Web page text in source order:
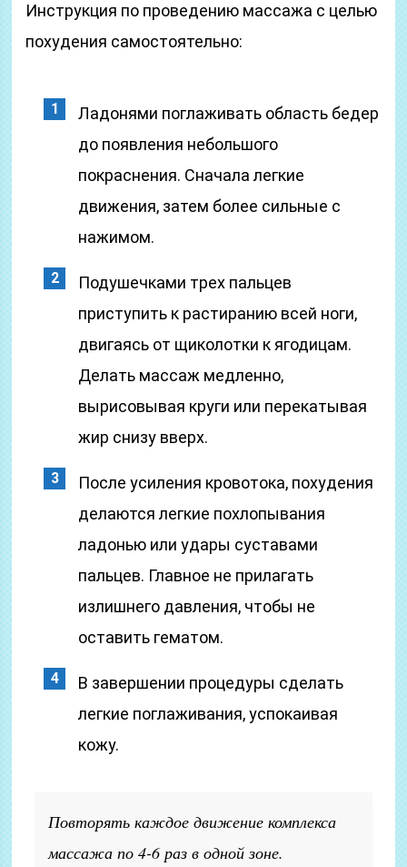
Инструкция по проведению массажа с целью
похудения самостоятельно:
Ладонями поглаживать область бедер
до появления небольшого
покраснения. Сначала легкие
движения, затем более сильные с
нажимом.
Подушечками трех пальцев
приступить к растиранию всей ноги,
двигаясь от щиколотки к ягодицам.
Делать массаж медленно,
вырисовывая круги или перекатывая
жир снизу вверх.
После усиления кровотока, похудения
делаются легкие похлопывания
ладонью или удары суставами
пальцев. Главное не прилагать
излишнего давления, чтобы не
оставить гематом.
В завершении процедуры сделать
легкие поглаживания, успокаивая
кожу.
Повторять каждое движение комплекса
массажа по 4-6 раз в одной зоне.